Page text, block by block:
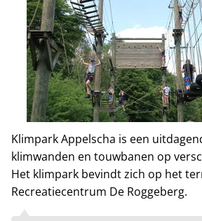
Klimpark Appelscha is een
klimwanden en touwbanen op
Het klimpark bevindt zich op het
Recreatiecentrum De Roggeberg.